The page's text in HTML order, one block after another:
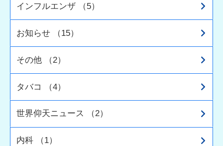
インフルエンザ （5）
お知らせ （15）
その他 （2）
タバコ （4）
世界仰天ニュース （2）
内科 （1）